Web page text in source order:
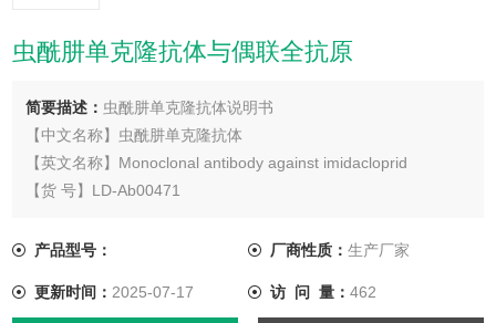
虫酰肼单克隆抗体与偶联全抗原
简要描述： 虫酰肼单克隆抗体说明书
【中文名称】虫酰肼单克隆抗体
【英文名称】Monoclonal antibody against imidacloprid
【货 号】LD-Ab00471
【亚 型】IgG
【ELISA 效价】 0.005M PBS 体系下1:200000 以上
产品型号： 厂商性质： 生产厂家
更新时间： 2025-07-17 访 问 量： 462